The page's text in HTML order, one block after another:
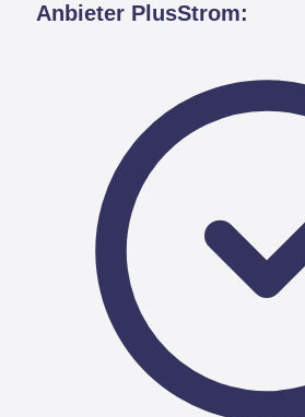
Anbieter PlusStrom: